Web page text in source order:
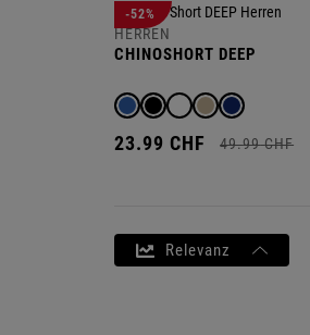
HERREN
CHINOSHORT DEEP
23.99 CHF 49.99 CHF
-52%
Relevanz